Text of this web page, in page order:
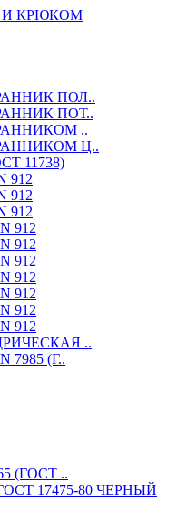
И КРЮКОМ
ПОЛ..
ПОТ..
..
Ц..
11738)
912
912
912
912
912
912
912
912
912
912
..
(Г..
(ГОСТ ..
17475-80 ЧЕРНЫЙ